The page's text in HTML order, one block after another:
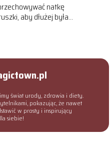
natkę
aby dłużej była
świat urody, zdrowia i diety.
pokazując, że nawet
w prosty i inspirujący
siebie!